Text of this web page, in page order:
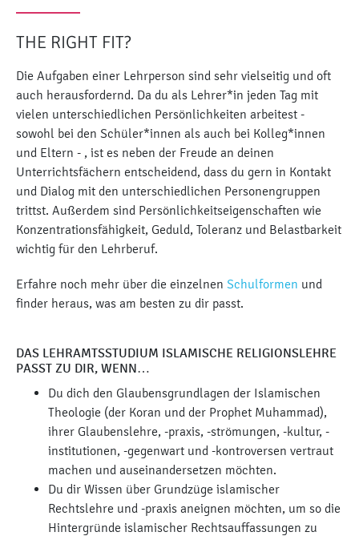
THE RIGHT FIT?
Die Aufgaben einer Lehrperson sind sehr vielseitig und oft
auch herausfordernd. Da du als Lehrer*in jeden Tag mit
vielen unterschiedlichen Persönlichkeiten arbeitest -
sowohl bei den Schüler*innen als auch bei Kolleg*innen
und Eltern - , ist es neben der Freude an deinen
Unterrichtsfächern entscheidend, dass du gern in Kontakt
und Dialog mit den unterschiedlichen Personengruppen
trittst. Außerdem sind Persönlichkeitseigenschaften wie
Konzentrationsfähigkeit, Geduld, Toleranz und Belastbarkeit
wichtig für den Lehrberuf.
Erfahre noch mehr über die einzelnen Schulformen und
finder heraus, was am besten zu dir passt.
DAS LEHRAMTSSTUDIUM ISLAMISCHE RELIGIONSLEHRE
PASST ZU DIR, WENN…
Du dich den Glaubensgrundlagen der Islamischen
Theologie (der Koran und der Prophet Muhammad),
ihrer Glaubenslehre, -praxis, -strömungen, -kultur, -
institutionen, -gegenwart und -kontroversen vertraut
machen und auseinandersetzen möchten.
Du dir Wissen über Grundzüge islamischer
Rechtslehre und -praxis aneignen möchten, um so die
Hintergründe islamischer Rechtsauffassungen zu